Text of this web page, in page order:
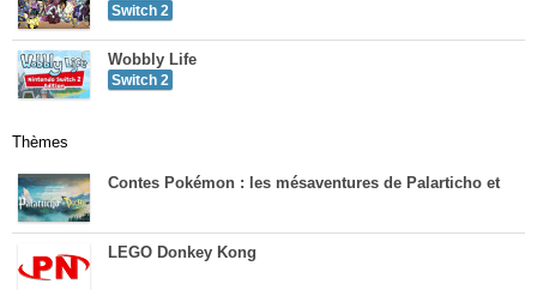
Switch 2
Wobbly Life
Switch 2
Thèmes
Contes Pokémon : les mésaventures de Palarticho et
LEGO Donkey Kong